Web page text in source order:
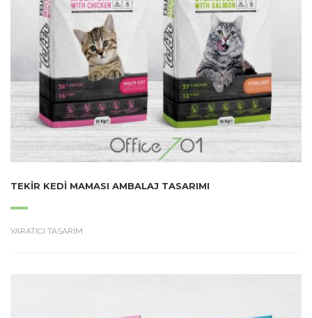
TEKIR KEDI MAMASI AMBALAJ TASARIMI
YARATICI TASARIM